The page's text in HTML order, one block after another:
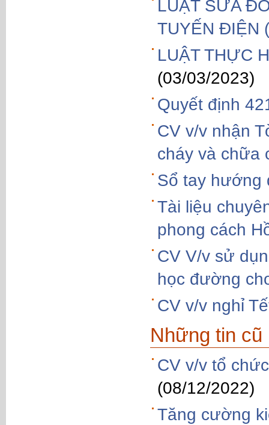
LUẬT SỬA
TUYẾN ĐIỆN
LUẬT THỰC
(03/03/2023)
Quyết định
CV v/v nhận
cháy và chữa
Sổ tay hướng
Tài liệu
phong cách
CV V/v sử
học đường
CV v/v nghỉ
Những tin cũ
CV v/v tổ
(08/12/2022)
Tăng cường